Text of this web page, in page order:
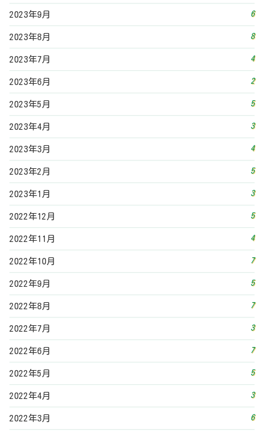
2023年9月 6
2023年8月 8
2023年7月 4
2023年6月 2
2023年5月 5
2023年4月 3
2023年3月 4
2023年2月 5
2023年1月 3
2022年12月 5
2022年11月 4
2022年10月 7
2022年9月 5
2022年8月 7
2022年7月 3
2022年6月 7
2022年5月 5
2022年4月 3
2022年3月 6